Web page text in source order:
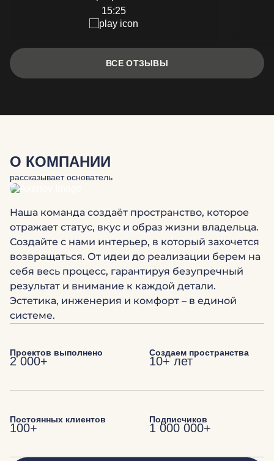
15:25
ВСЕ ОТЗЫВЫ
О КОМПАНИИ
рассказывает основатель
Наша команда создаёт пространство, которое
отражает статус, вкус и образ жизни владельца.
Создайте с нами интерьер, в который захочется
возвращаться. От идеи до реализации берем на
себя весь процесс, гарантируя безупречный
результат и внимание к каждой детали.
Эстетика, инженерия и комфорт – в единой
системе.
Проектов выполнено
2 000+
Создаем пространства
10+ лет
Постоянных клиентов
100+
Подписчиков
1 000 000+